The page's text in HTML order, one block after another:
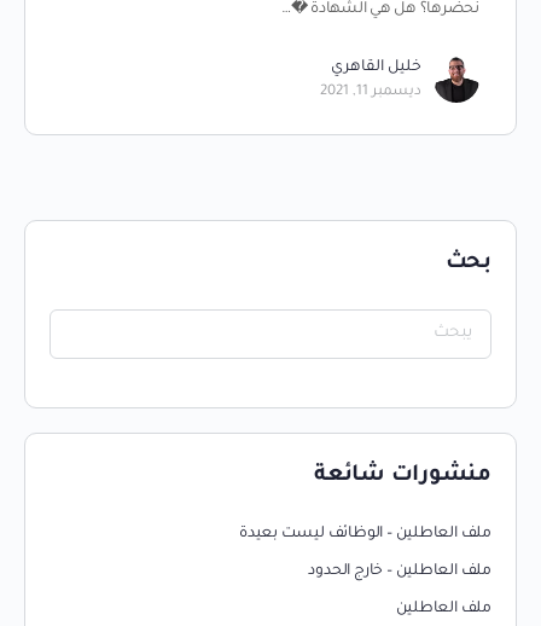
نحضرها؟ هل هي الشهادة �…
خليل القاهري
ديسمبر 11, 2021
بحث
منشورات شائعة
ملف العاطلين – الوظائف ليست بعيدة
ملف العاطلين – خارج الحدود
ملف العاطلين